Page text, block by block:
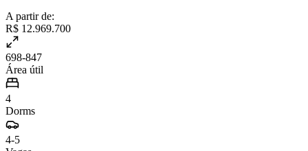
A partir de:
R$ 12.969.700
698-847
Área útil
4
Dorms
4-5